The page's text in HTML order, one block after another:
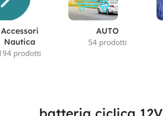
Accessori
Nautica
prodotti
AUTO
54 prodotti